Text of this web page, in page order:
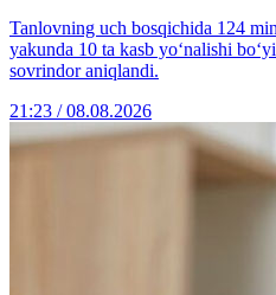
Tanlovning uch bosqichida 124
yakunda 10 ta kasb yo‘nalishi
sovrindor aniqlandi.
21:23 / 08.08.2026